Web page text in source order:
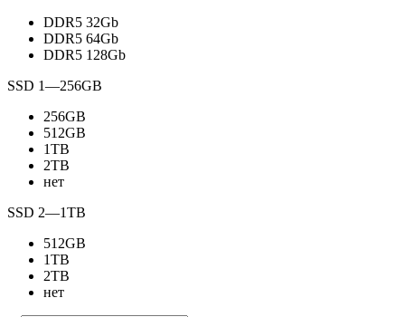
DDR5 32Gb
DDR5 64Gb
DDR5 128Gb
SSD 1—256GB
256GB
512GB
1TB
2TB
нет
SSD 2—1TB
512GB
1TB
2TB
нет